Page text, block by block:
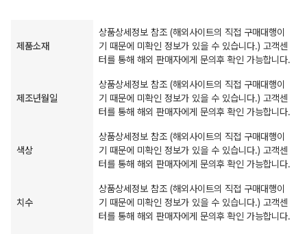
제품소재
상품상세정보 참조 (해외사이트의 직접 구매대행이
기 때문에 미확인 정보가 있을 수 있습니다.) 고객센
터를 통해 해외 판매자에게 문의후 확인 가능합니다.
제조년월일
상품상세정보 참조 (해외사이트의 직접 구매대행이
기 때문에 미확인 정보가 있을 수 있습니다.) 고객센
터를 통해 해외 판매자에게 문의후 확인 가능합니다.
색상
상품상세정보 참조 (해외사이트의 직접 구매대행이
기 때문에 미확인 정보가 있을 수 있습니다.) 고객센
터를 통해 해외 판매자에게 문의후 확인 가능합니다.
치수
상품상세정보 참조 (해외사이트의 직접 구매대행이
기 때문에 미확인 정보가 있을 수 있습니다.) 고객센
터를 통해 해외 판매자에게 문의후 확인 가능합니다.